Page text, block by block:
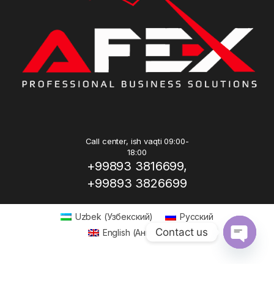
Call center, ish vaqti 09:00-
18:00
+99893 3816699,
+99893 3826699
Uzbek (Узбекский)
Русский
English (Английский)
Contact us